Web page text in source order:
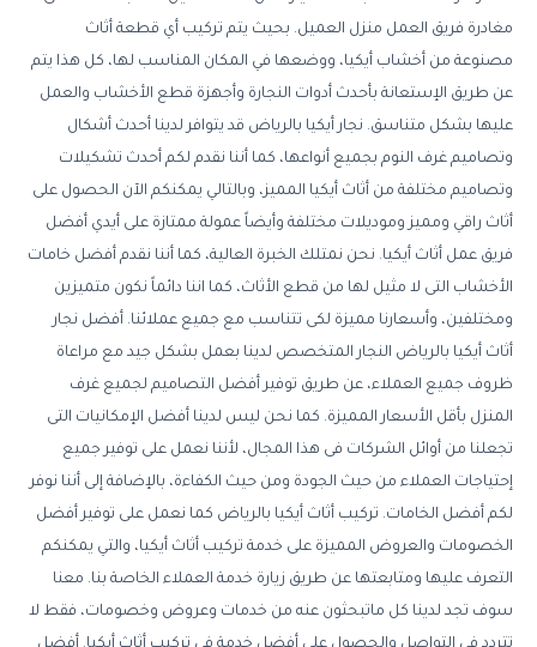
مغادرة فريق العمل منزل العميل. بحيث يتم تركيب أي قطعة أثاث
مصنوعة من أخشاب أيكيا، ووضعها في المكان المناسب لها، كل هذا يتم
عن طريق الإستعانة بأحدث أدوات النجارة وأجهزة قطع الأخشاب والعمل
عليها بشكل متناسق. نجار أيكيا بالرياض قد يتوافر لدينا أحدث أشكال
وتصاميم غرف النوم بجميع أنواعها، كما أننا نقدم لكم أحدث تشكيلات
وتصاميم مختلفة من أثاث أيكيا المميز، وبالتالي يمكنكم الآن الحصول على
أثاث راقي ومميز وموديلات مختلفة وأيضاً عمولة ممتازة على أيدي أفضل
فريق عمل أثاث أيكيا. نحن نمتلك الخبرة العالية، كما أننا نقدم أفضل خامات
الأخشاب التى لا مثيل لها من قطع الأثاث، كما اننا دائماً نكون متميزين
ومختلفين، وأسعارنا مميزة لكى تتناسب مع جميع عملائنا. أفضل نجار
أثاث أيكيا بالرياض النجار المتخصص لدينا بعمل بشكل جيد مع مراعاة
ظروف جميع العملاء، عن طريق توفير أفضل التصاميم لجميع غرف
المنزل بأقل الأسعار المميزة. كما نحن ليس لدينا أفضل الإمكانيات التى
تجعلنا من أوائل الشركات فى هذا المجال، لأننا نعمل على توفير جميع
إحتياجات العملاء من حيث الجودة ومن حيث الكفاءة، بالإضافة إلى أننا نوفر
لكم أفضل الخامات. تركيب أثاث أيكيا بالرياض كما نعمل على توفير أفضل
الخصومات والعروض المميزة على خدمة تركيب أثاث أيكيا، والتي يمكنكم
التعرف عليها ومتابعتها عن طريق زيارة خدمة العملاء الخاصة بنا. معنا
سوف تجد لدينا كل ماتبحثون عنه من خدمات وعروض وخصومات، فقط لا